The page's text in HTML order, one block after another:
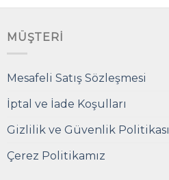
MÜŞTERI
Mesafeli Satış Sözleşmesi
İptal ve İade Koşulları
Gizlilik ve Güvenlik Politikası
Çerez Politikamız